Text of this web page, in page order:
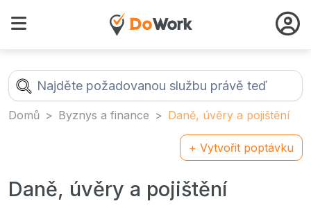
Domů Byznys a finance Daně, úvěry a pojištění
+ Vytvořit poptávku
Daně, úvěry a pojištění